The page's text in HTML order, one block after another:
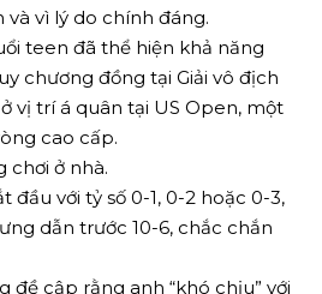
vì lý do chính đáng.
teen đã thể hiện khả năng
chương đồng tại Giải vô địch
vị trí á quân tại US Open, một
cao cấp.
chơi ở nhà.
đầu với tỷ số 0-1, 0-2 hoặc 0-3,
dẫn trước 10-6, chắc chắn
đề cập rằng anh “khó chịu” với